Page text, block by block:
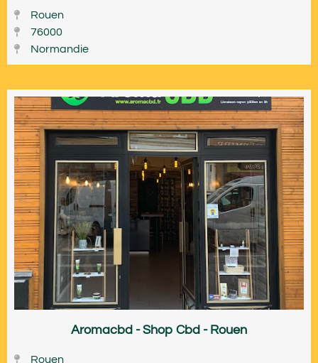
Rouen
76000
Normandie
Aromacbd - Shop Cbd - Rouen
Rouen